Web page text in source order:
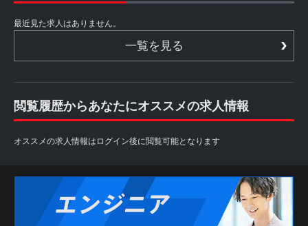
最近見た求人はありません。
一覧を見る
閲覧履歴からあなたにオススメの求人情報
オススメの求人情報はログイン後に閲覧可能となります